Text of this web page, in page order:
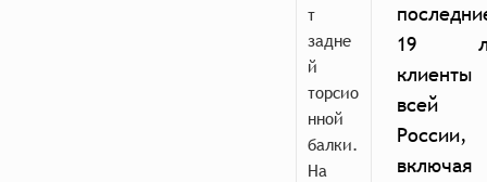
т
задне
й
торсио
нной
балки.
На
19
клиенты
всей
России,
включая